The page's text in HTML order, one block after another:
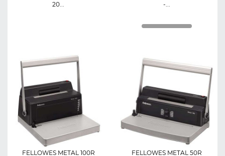
20...
-...
FELLOWES METAL 100R
FELLOWES METAL 50R